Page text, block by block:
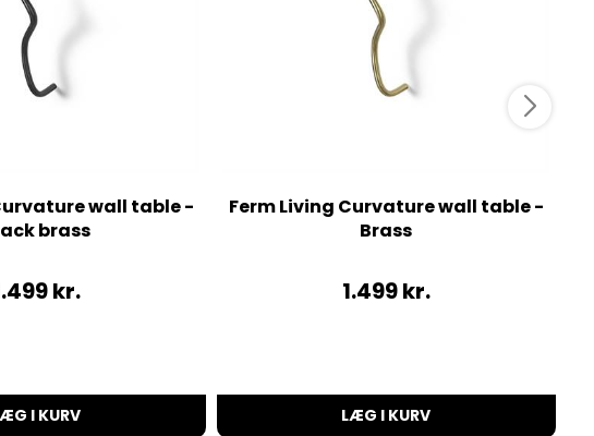
wall table -
brass
kr.
I KURV
Ferm Living Curvature wall table -
Brass
1.499kr.
LÆG I KURV